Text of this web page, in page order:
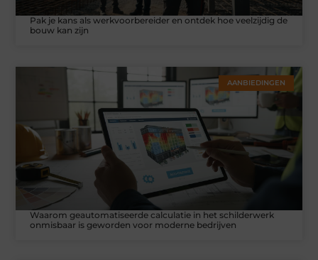
Pak je kans als werkvoorbereider en ontdek hoe veelzijdig de
bouw kan zijn
AANBIEDINGEN
Waarom geautomatiseerde calculatie in het schilderwerk
onmisbaar is geworden voor moderne bedrijven